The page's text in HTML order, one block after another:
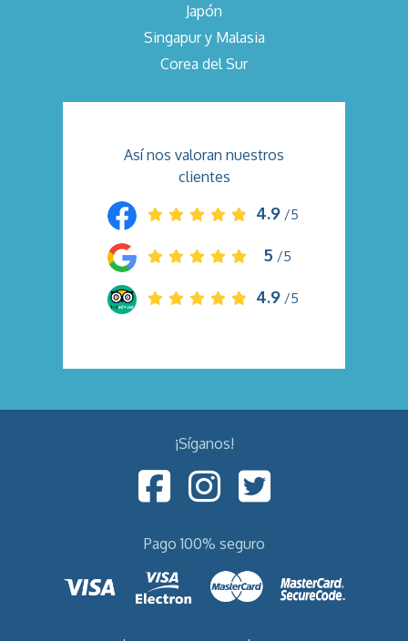
Japón
Singapur y Malasia
Corea del Sur
Así nos valoran nuestros
clientes
4.9 /5
5 /5
4.9 /5
¡Síganos!
Pago 100% seguro